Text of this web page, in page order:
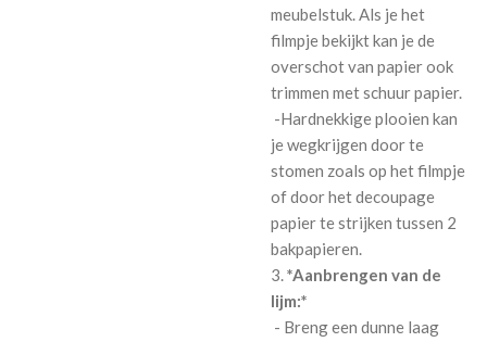
meubelstuk. Als je het
filmpje bekijkt kan je de
overschot van papier ook
trimmen met schuur papier.
-Hardnekkige plooien kan
je wegkrijgen door te
stomen zoals op het filmpje
of door het decoupage
papier te strijken tussen 2
bakpapieren.
3.*Aanbrengen van de
lijm:*
- Breng een dunne laag